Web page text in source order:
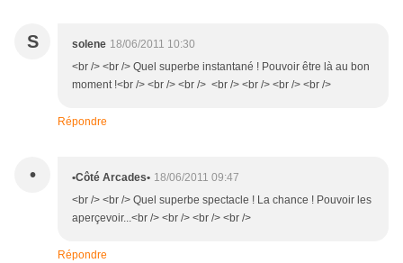
S solene 18/06/2011 10:30
<br /> <br /> Quel superbe instantané ! Pouvoir être là au bon
moment !<br /> <br /> <br /> <br /> <br /> <br /> <br />
Répondre
• •Côté Arcades• 18/06/2011 09:47
<br /> <br /> Quel superbe spectacle ! La chance ! Pouvoir les
aperçevoir...<br /> <br /> <br /> <br />
Répondre